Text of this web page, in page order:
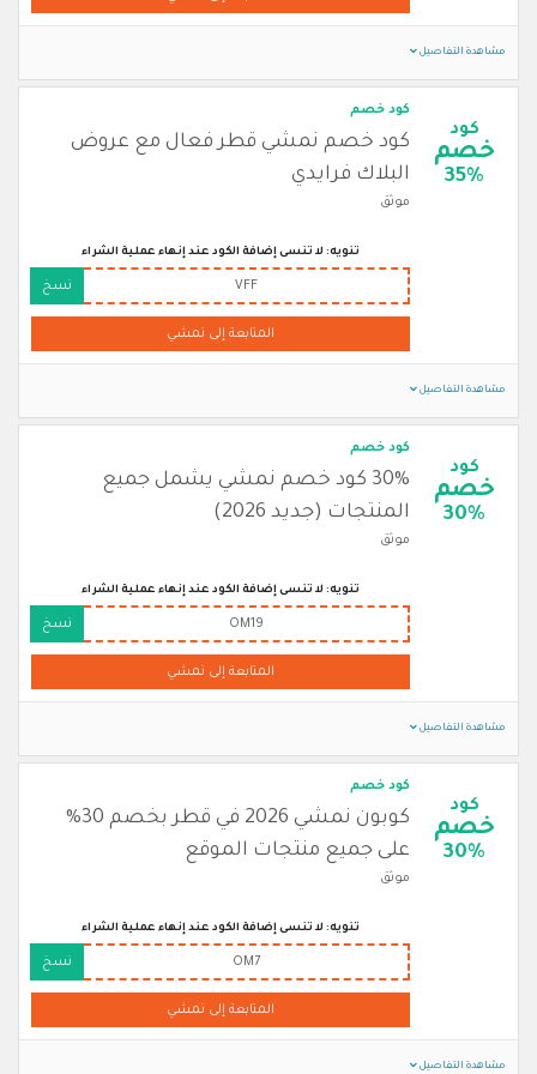
مشاهدة التفاصيل
كود
خصم
35%
كود خصم
كود خصم نمشي قطر فعال مع عروض
البلاك فرايدي
موثق
تنويه: لا تنسى إضافة الكود عند إنهاء عملية الشراء
VFF نسخ
المتابعة إلى نمشي
مشاهدة التفاصيل
كود
خصم
30%
كود خصم
30% كود خصم نمشي يشمل جميع
المنتجات (جديد 2026)
موثق
تنويه: لا تنسى إضافة الكود عند إنهاء عملية الشراء
OM19 نسخ
المتابعة إلى نمشي
مشاهدة التفاصيل
كود
خصم
30%
كود خصم
كوبون نمشي 2026 في قطر بخصم 30%
على جميع منتجات الموقع
موثق
تنويه: لا تنسى إضافة الكود عند إنهاء عملية الشراء
OM7 نسخ
المتابعة إلى نمشي
مشاهدة التفاصيل